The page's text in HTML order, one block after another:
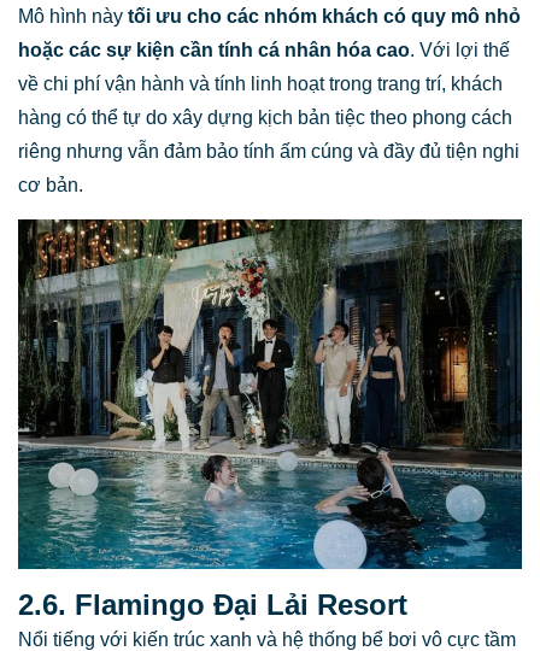
Mô hình này tối ưu cho các nhóm khách có quy mô nhỏ
hoặc các sự kiện cần tính cá nhân hóa cao. Với lợi thế
về chi phí vận hành và tính linh hoạt trong trang trí, khách
hàng có thể tự do xây dựng kịch bản tiệc theo phong cách
riêng nhưng vẫn đảm bảo tính ấm cúng và đầy đủ tiện nghi
cơ bản.
2.6. Flamingo Đại Lải Resort
Nổi tiếng với kiến trúc xanh và hệ thống bể bơi vô cực tầm